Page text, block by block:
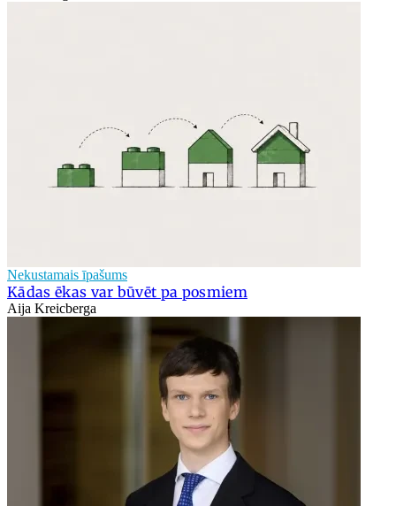
Nekustamais īpašums
Kādas ēkas var būvēt pa posmiem
Aija Kreicberga